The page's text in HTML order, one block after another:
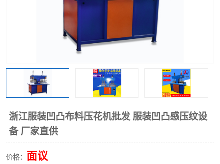
浙江服装凹凸布料压花机批发 服装凹凸感压纹设
备 厂家直供
价格： 面议